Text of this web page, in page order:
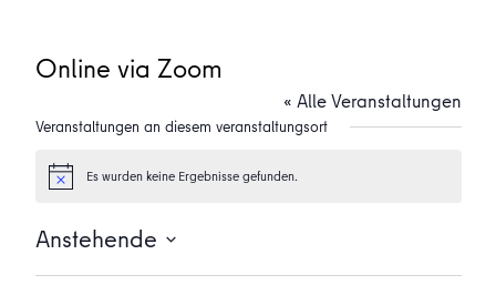
Online via Zoom
« Alle Veranstaltungen
Veranstaltungen an diesem veranstaltungsort
HinweisEs wurden keine Ergebnisse gefunden.
Anstehende
Datum